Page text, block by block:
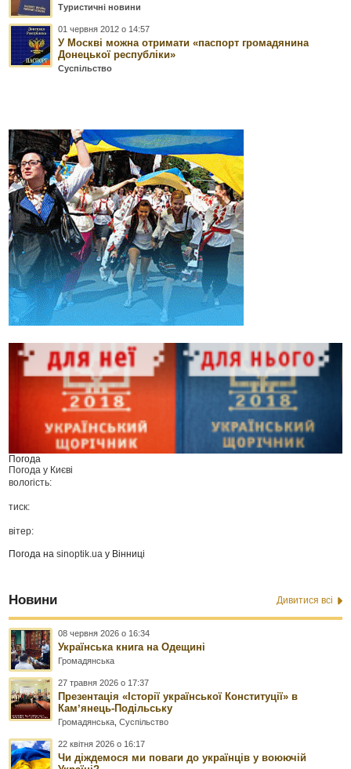
Туристичні новини
01 червня 2012 о 14:57
У Москві можна отримати «паспорт громадянина
Донецької республіки»
Суспільство
Погода
Погода у Києві
вологість:
тиск:
вітер:
Погода наsinoptik.ua у Вінниці
Новини Дивитися всі
08 червня 2026 о 16:34
Українська книга на Одещині
Громадянська
27 травня 2026 о 17:37
Презентація «Історії української Конституції» в
Камʼянець-Подільську
Громадянська ,Суспільство
22 квітня 2026 о 16:17
Чи діждемося ми поваги до українців у воюючій